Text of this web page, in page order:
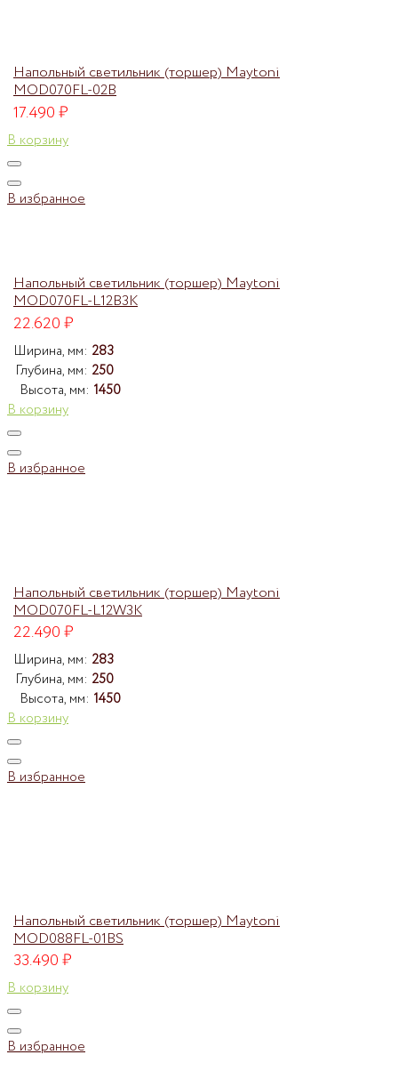
Напольный светильник (торшер) Maytoni
MOD070FL-02B
17.490₽
В корзину
В избранное
Напольный светильник (торшер) Maytoni
MOD070FL-L12B3K
22.620₽
Ширина, мм: 283
Глубина, мм: 250
Высота, мм: 1450
В корзину
В избранное
Напольный светильник (торшер) Maytoni
MOD070FL-L12W3K
22.490₽
Ширина, мм: 283
Глубина, мм: 250
Высота, мм: 1450
В корзину
В избранное
Напольный светильник (торшер) Maytoni
MOD088FL-01BS
33.490₽
В корзину
В избранное